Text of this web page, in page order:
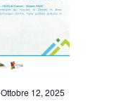
Ottobre 12, 2025